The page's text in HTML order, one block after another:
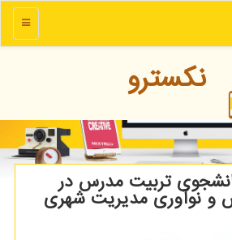
منو
نكسترو
تربیت مدرس در
و نوآوری مدیریت شهری